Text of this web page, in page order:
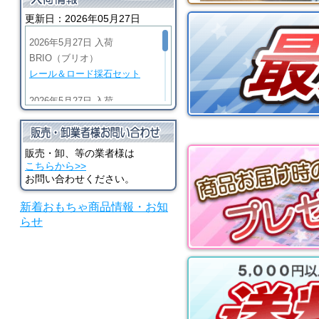
パステル
更新日：2026年05月27日
2026年5月27日 入荷
BRIO（ブリオ）
レール＆ロード採石セット
2026年5月27日 入荷
ビッググリーンアクション機
関車
2026年5月27日 入荷
BRIO（ブリオ）
マイティゴールドアクション
機関車
販売・卸、等の業者様は
こちらから>>
お問い合わせください。
新着おもちゃ商品情報・お知
らせ